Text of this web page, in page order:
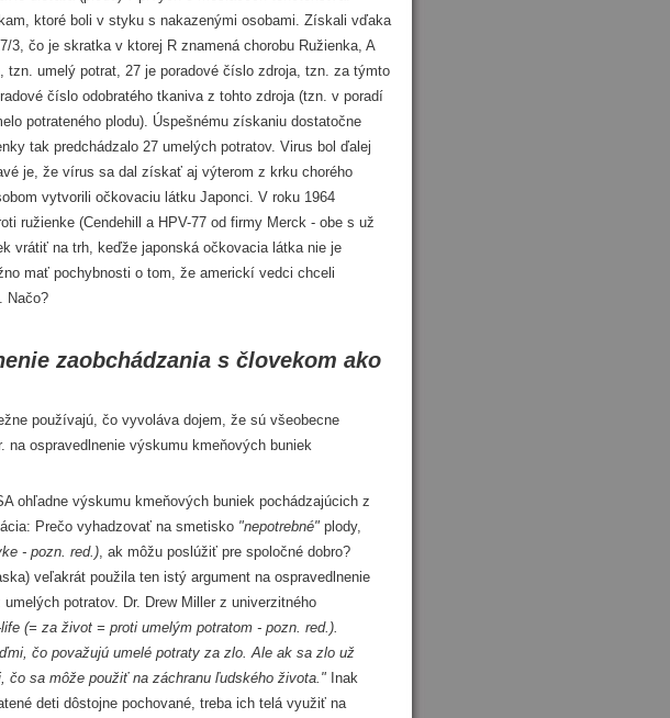
ktoré boli v styku s nakazenými osobami. Získali vďaka
3, čo je skratka v ktorej R znamená chorobu Ružienka, A
tzn. umelý potrat, 27 je poradové číslo zdroja, tzn. za týmto
číslo odobratého tkaniva z tohto zdroja (tzn. v poradí
potrateného plodu). Úspešnému získaniu dostatočne
tak predchádzalo 27 umelých potratov. Virus bol ďalej
je, že vírus sa dal získať aj výterom z krku chorého
vytvorili očkovaciu látku Japonci. V roku 1964
ružienke (Cendehill a HPV-77 od firmy Merck - obe s už
vrátiť na trh, keďže japonská očkovacia látka nie je
mať pochybnosti o tom, že americkí vedci chceli
Načo?
zaobchádzania s človekom ako
používajú, čo vyvoláva dojem, že sú všeobecne
ospravedlnenie výskumu kmeňových buniek
výskumu kmeňových buniek pochádzajúcich z
Prečo vyhadzovať na smetisko "nepotrebné" plody,
- pozn. red.) , ak môžu poslúžiť pre spoločné dobro?
veľakrát použila ten istý argument na ospravedlnenie
potratov. Dr. Drew Miller z univerzitného
(= za život = proti umelým potratom - pozn. red.).
čo považujú umelé potraty za zlo. Ale ak sa zlo už
čo sa môže použiť na záchranu ľudského života." Inak
deti dôstojne pochované, treba ich telá využiť na